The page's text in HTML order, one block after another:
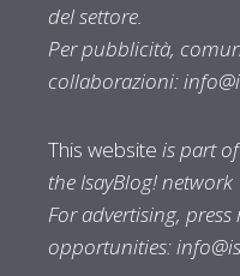
del settore.
Per pubblicità,
collaborazioni:
This website is part of
the IsayBlog! network
For advertising,
opportunities: